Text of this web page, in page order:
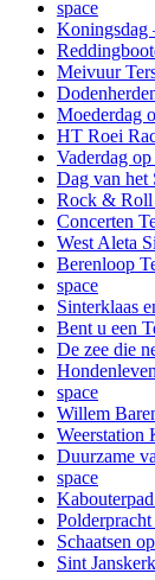
space
Koningsdag
Meivuur
Moederdag
HT Roei
Vaderdag
Dag van het
Rock & Roll
Concerten
West Aleta
Berenloop
space
Sinterklaas
Bent u een
De zee die
space
Willem
Weerstation
Duurzame
space
Schaatsen
Sint